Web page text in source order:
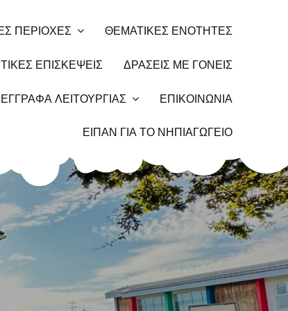
ΠΕΡΙΟΧΕΣ ΘΕΜΑΤΙΚΕΣ ΕΝΟΤΗΤΕΣ
ΕΠΙΣΚΕΨΕΙΣ ΔΡΑΣΕΙΣ ΜΕ ΓΟΝΕΙΣ
ΕΓΓΡΑΦΑ ΛΕΙΤΟΥΡΓΙΑΣ ΕΠΙΚΟΙΝΩΝΙΑ
ΕΙΠΑΝ ΓΙΑ ΤΟ ΝΗΠΙΑΓΩΓΕΙΟ